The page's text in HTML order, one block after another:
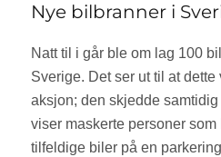
Nye bilbranner i
Natt til i går ble om lag 100
Sverige. Det ser ut til at
aksjon; den skjedde
viser maskerte personer
tilfeldige biler på en